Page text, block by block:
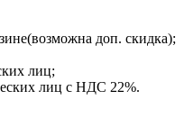
доп. скидка);
лиц;
лиц с НДС 22%.